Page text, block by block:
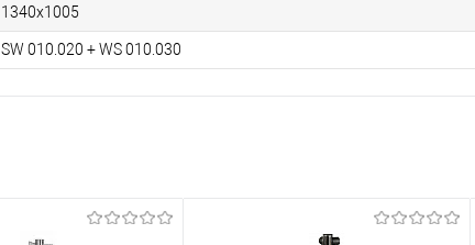
1340x1005
SW 010.020 + WS 010.030